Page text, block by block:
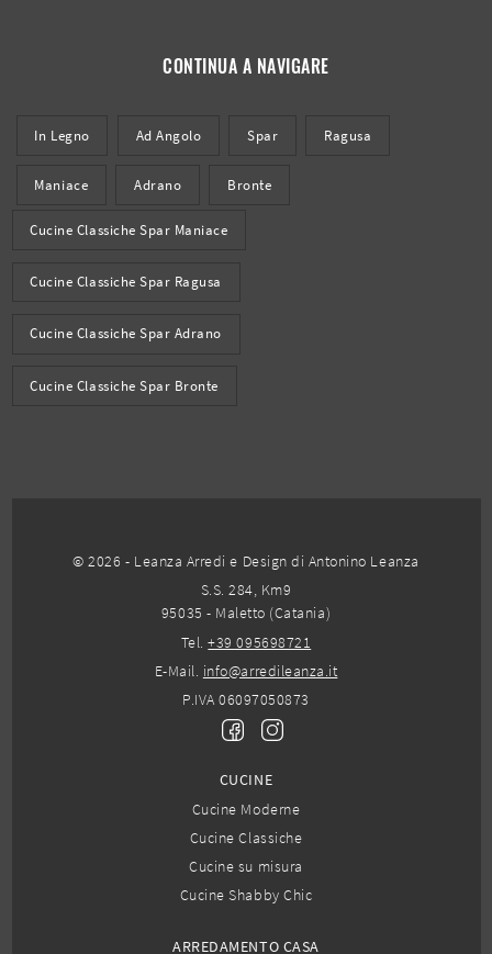
CONTINUA A NAVIGARE
In Legno Ad Angolo Spar Ragusa
Maniace Adrano Bronte
Cucine Classiche Spar Maniace
Cucine Classiche Spar Ragusa
Cucine Classiche Spar Adrano
Cucine Classiche Spar Bronte
© 2026 - Leanza Arredi e Design di Antonino Leanza
S.S. 284, Km9
95035 - Maletto (Catania)
Tel.+39 095698721
E-Mail. info@arredileanza.it
P.IVA 06097050873
CUCINE
Cucine Moderne
Cucine Classiche
Cucine su misura
Cucine Shabby Chic
ARREDAMENTO CASA